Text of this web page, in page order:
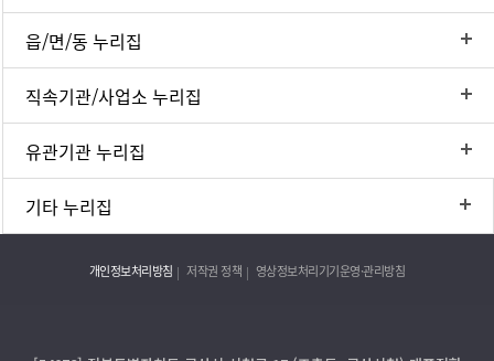
읍/면/동 누리집
직속기관/사업소 누리집
유관기관 누리집
기타 누리집
개인정보처리방침 저작권 정책 영상정보처리기기운영·관리방침